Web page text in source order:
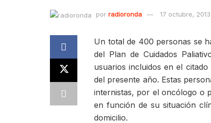
por radioronda 17 octubre, 2013
Un total de 400 personas se
del Plan de Cuidados
usuarios incluidos en el
del presente año. Estas
internistas, por el oncólogo o
en función de su situación
domicilio.